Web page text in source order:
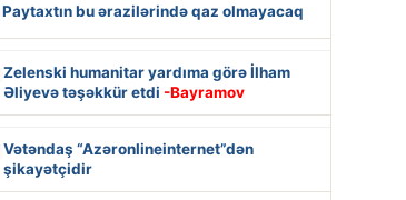
Paytaxtın bu ərazilərində qaz olmayacaq
Zelenski humanitar yardıma görə İlham
Əliyevə təşəkkür etdi -Bayramov
Vətəndaş “Azəronlineinternet”dən
şikayətçidir